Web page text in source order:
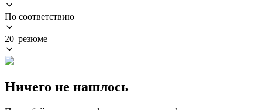
По соответствию
20 резюме
Ничего не нашлось